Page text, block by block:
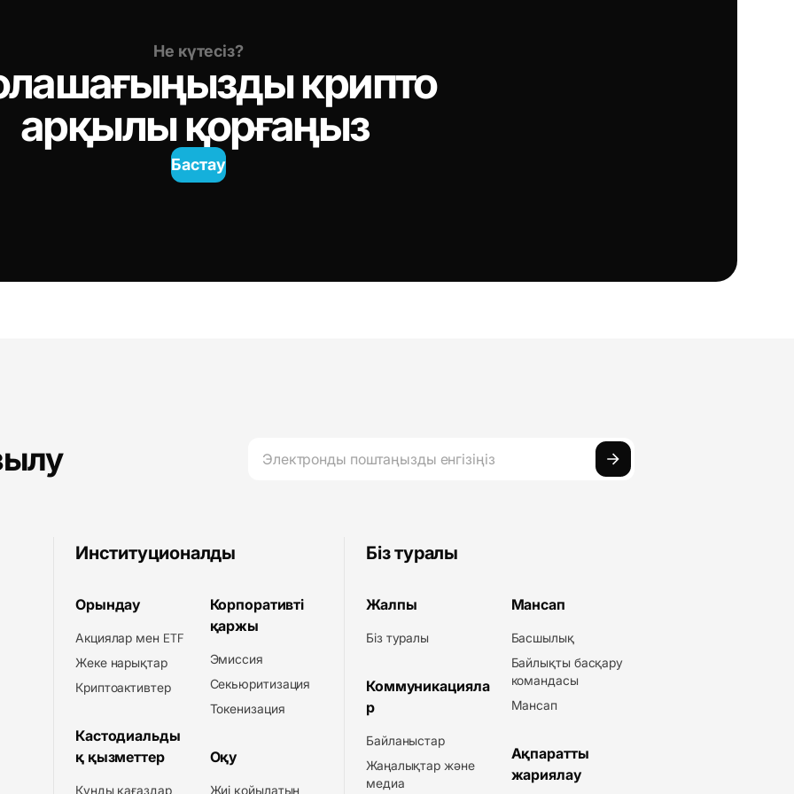
Не күтесіз?
арқылы қорғаңыз
Бастау
Институционалды
Орындау
Акциялар мен ETF
Жеке нарықтар
Криптоактивтер
Кастодиальды
қ қызметтер
Құнды қағаздар
Корпоративті
қаржы
Эмиссия
Секьюритизация
Токенизация
Оқу
Жиі қойылатын
Біз туралы
Жалпы
Біз туралы
Коммуникацияла
р
Байланыстар
Жаңалықтар және
медиа
Мансап
Басшылық
Байлықты басқару
командасы
Мансап
Ақпаратты
жариялау